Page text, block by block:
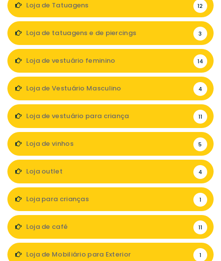
Loja de Tatuagens 12
Loja de tatuagens e de piercings 3
Loja de vestuário feminino 14
Loja de Vestuário Masculino 4
Loja de vestuário para criança 11
Loja de vinhos 5
Loja outlet 4
Loja para crianças 1
Loja de café 11
Loja de Mobiliário para Exterior 1